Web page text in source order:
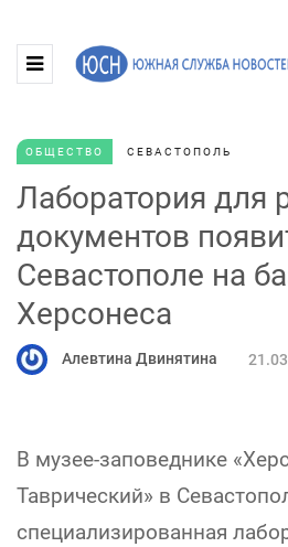
ОБЩЕСТВО СЕВАСТОПОЛЬ
Лаборатория для
документов
Севастополе на
Херсонеса
Алевтина Двинятина
В музее-заповеднике
Таврический» в
специализированная